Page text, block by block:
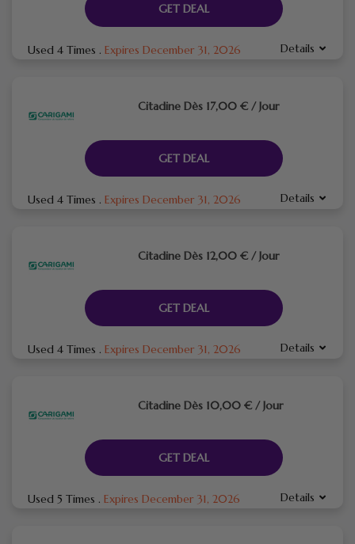
GET DEAL
Used 4 Times . Expires December 31, 2026 Details
Citadine Dès 17,00 € / Jour
GET DEAL
Used 4 Times . Expires December 31, 2026 Details
Citadine Dès 12,00 € / Jour
GET DEAL
Used 4 Times . Expires December 31, 2026 Details
Citadine Dès 10,00 € / Jour
GET DEAL
Used 5 Times . Expires December 31, 2026 Details